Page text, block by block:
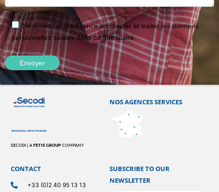
J'autorise Secodi France à collecter et traiter les données
personnelles saisies dans ce formulaire.
SECODI | AFETIS GROUPCOMPANY
CONTACT
+33 (0)2 40 95 13 13
NOS AGENCES SERVICES
SUBSCRIBE TO OUR
NEWSLETTER